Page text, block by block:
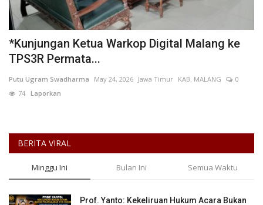
Keamanan
Kejahatan
Cybers Event
Pekerja Migran Indonesia
Ekonomi
Pendidikan
*Kunjungan Ketua Warkop Digital Malang ke
TPS3R Permata...
Putu Ugram Swadharma May 24, 2026 Jawa Timur KAB. MALANG
0
74 Laporkan
BERITA VIRAL
Minggu Ini Bulan Ini Semua Waktu
Prof. Yanto: Kekeliruan Hukum Acara Bukan